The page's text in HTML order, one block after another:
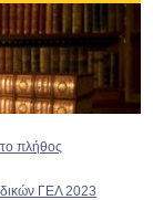
πλήθος
ΓΕΛ 2023